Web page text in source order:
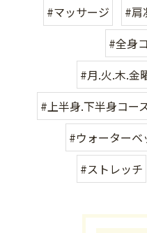
#マッサージ
#肩
#全身
#月.火.木.金
#上半身.下半身コー
#ウォーターベ
#ストレッチ